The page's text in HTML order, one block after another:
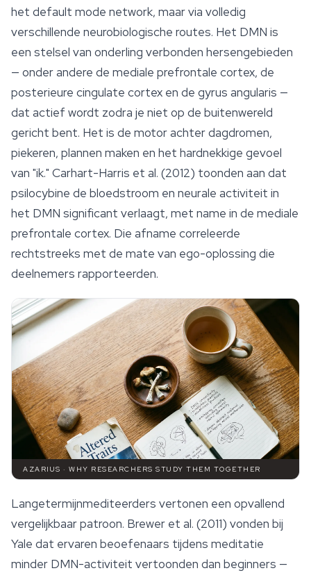
het default mode network, maar via volledig
verschillende neurobiologische routes. Het DMN is
een stelsel van onderling verbonden hersengebieden
— onder andere de mediale prefrontale cortex, de
posterieure cingulate cortex en de gyrus angularis —
dat actief wordt zodra je niet op de buitenwereld
gericht bent. Het is de motor achter dagdromen,
piekeren, plannen maken en het hardnekkige gevoel
van "ik." Carhart-Harris et al. (2012) toonden aan dat
psilocybine de bloedstroom en neurale activiteit in
het DMN significant verlaagt, met name in de mediale
prefrontale cortex. Die afname correleerde
rechtstreeks met de mate van ego-oplossing die
deelnemers rapporteerden.
AZARIUS · WHY RESEARCHERS STUDY THEM TOGETHER
Langetermijnmediteerders vertonen een opvallend
vergelijkbaar patroon. Brewer et al. (2011) vonden bij
Yale dat ervaren beoefenaars tijdens meditatie
minder DMN-activiteit vertoonden dan beginners —